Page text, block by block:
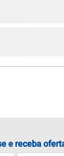
e receba